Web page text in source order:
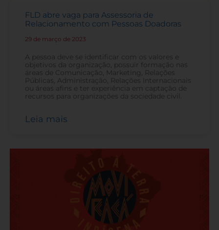
FLD abre vaga para Assessoria de
Relacionamento com Pessoas Doadoras
29 de março de 2023
A pessoa deve se identificar com os valores e
objetivos da organização, possuir formação nas
áreas de Comunicação, Marketing, Relações
Públicas, Administração, Relações Internacionais
ou áreas afins e ter experiência em captação de
recursos para organizações da sociedade civil.
Leia mais